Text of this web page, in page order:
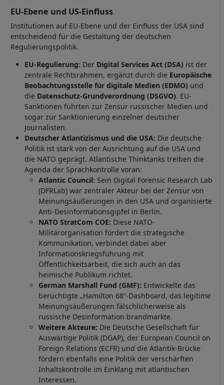
EU-Ebene und US-Einfluss
Institutionen auf EU-Ebene und der Einfluss der USA sind
entscheidend für die Gestaltung der deutschen
Regulierungspolitik.
EU-Regulierung: Der Digital Services Act (DSA) ist der
zentrale Rechtsrahmen, ergänzt durch die Europäische
Beobachtungsstelle für digitale Medien (EDMO) und
die Datenschutz-Grundverordnung (DSGVO). EU-
Sanktionen führten zur Zensur russischer Medien und
sogar zur Sanktionierung einzelner deutscher
Journalisten.
Deutscher Atlantizismus und die USA: Die deutsche
Politik ist stark von der Ausrichtung auf die USA und
die NATO geprägt. Atlantische Thinktanks treiben die
Agenda der Sprachkontrolle voran:
Atlantic Council: Sein Digital Forensic Research Lab
(DFRLab) war zentraler Akteur bei der Zensur von
Meinungsäußerungen in den USA und organisierte
Anti-Desinformationsgipfel in Berlin.
NATO StratCom COE: Diese NATO-
Militärorganisation fördert die strategische
Kommunikation, verbindet dabei aber
Informationskriegsführung mit
Öffentlichkeitsarbeit, die sich auch an das
heimische Publikum richtet.
German Marshall Fund (GMF): Entwickelte das
berüchtigte „Hamilton 68“-Dashboard, das legitime
Meinungsäußerungen fälschlicherweise als
russische Desinformation brandmarkte.
Weitere Akteure: Die Deutsche Gesellschaft für
Auswärtige Politik (DGAP), der European Council on
Foreign Relations (ECFR) und die Atlantik-Brücke
fördern ebenfalls eine Politik der verschärften
Inhaltskontrolle im Einklang mit atlantischen
Interessen.